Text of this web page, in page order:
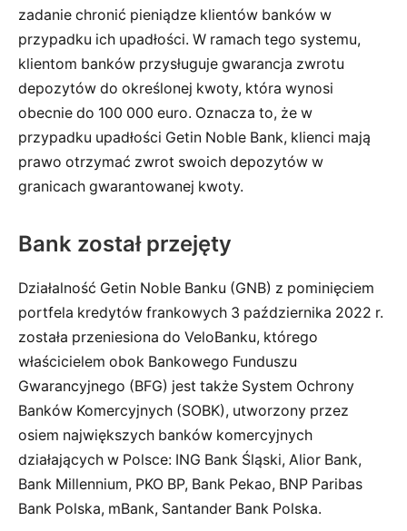
zadanie chronić pieniądze klientów banków w
przypadku ich upadłości. W ramach tego systemu,
klientom banków przysługuje gwarancja zwrotu
depozytów do określonej kwoty, która wynosi
obecnie do 100 000 euro. Oznacza to, że w
przypadku upadłości Getin Noble Bank, klienci mają
prawo otrzymać zwrot swoich depozytów w
granicach gwarantowanej kwoty.
Bank został przejęty
Działalność Getin Noble Banku (GNB) z pominięciem
portfela kredytów frankowych 3 października 2022 r.
została przeniesiona do VeloBanku, którego
właścicielem obok Bankowego Funduszu
Gwarancyjnego (BFG) jest także System Ochrony
Banków Komercyjnych (SOBK), utworzony przez
osiem największych banków komercyjnych
działających w Polsce: ING Bank Śląski, Alior Bank,
Bank Millennium, PKO BP, Bank Pekao, BNP Paribas
Bank Polska, mBank, Santander Bank Polska.